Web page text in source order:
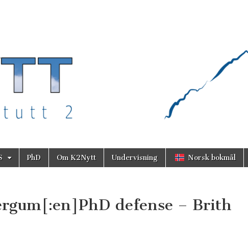
PhD Om K2Nytt Undervisning Norsk bokmål
defense – Brith